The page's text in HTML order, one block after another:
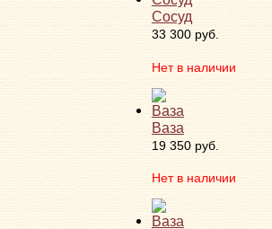
Сосуд
33 300 руб.
Нет в наличии
Ваза
19 350 руб.
Нет в наличии